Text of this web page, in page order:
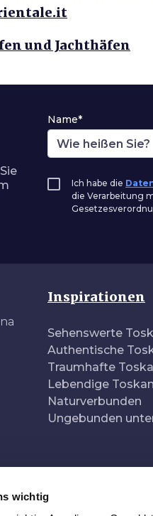
wichtig
und Jachthäfen
Name*
Ich habe die
die Verarbeitung
Inspirationen
Sehenswerte
Authentische
Traumhafte
Lebendige
Naturverbunden
Ungebunden